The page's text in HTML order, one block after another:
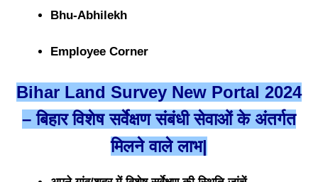
Bhu-Abhilekh
Employee Corner
Bihar Land Survey New Portal 2024
– बिहार विशेष सर्वेक्षण संबंधी सेवाओं के अंतर्गत
मिलने वाले लाभ|